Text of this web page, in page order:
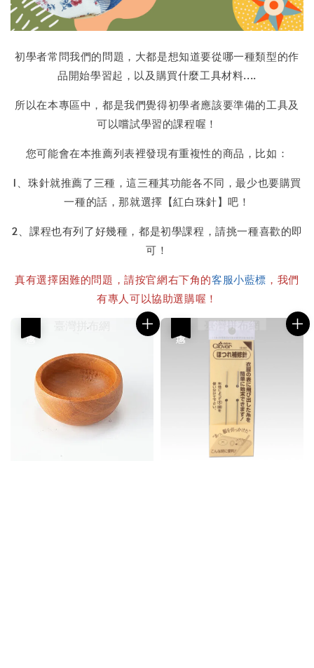
初學者常問我們的問題，大都是想知道要從哪一種類型的作
品開始學習起，以及購買什麼工具材料....
所以在本專區中，都是我們覺得初學者應該要準備的工具及
可以嚐試學習的課程喔！
您可能會在本推薦列表裡發現有重複性的商品，比如：
1、珠針就推薦了三種，這三種其功能各不同，最少也要購買
一種的話，那就選擇【紅白珠針】吧！
2、課程也有列了好幾種，都是初學課程，請挑一種喜歡的即
可！
真有選擇困難的問題，請按官網右下角的客服小藍標 ，我們
有專人可以協助選購喔！